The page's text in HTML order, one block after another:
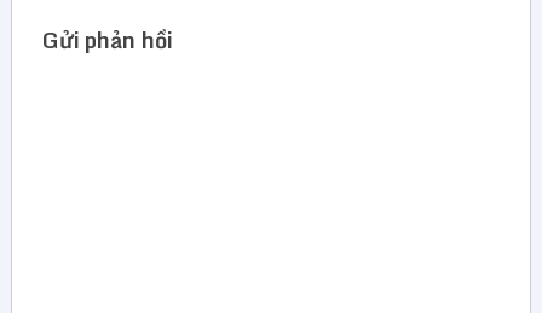
Gửi phản hồi